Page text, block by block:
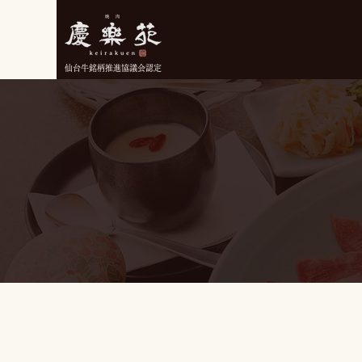
仙台牛銘柄推進協議会認定